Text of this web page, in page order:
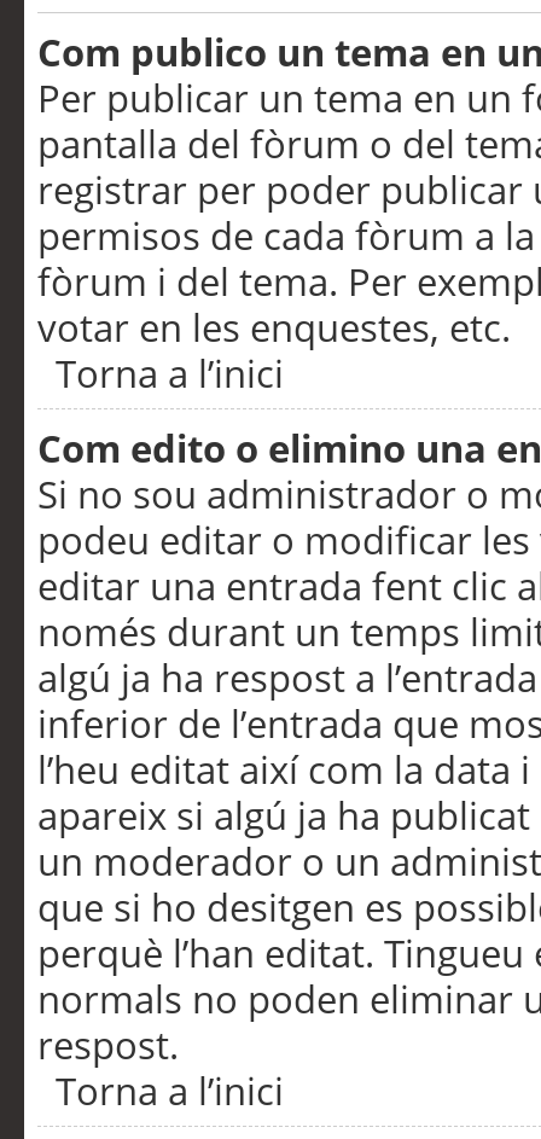
Com publico un tema en
Per publicar un tema en un
pantalla del fòrum o del
registrar per poder publicar
permisos de cada fòrum a
fòrum i del tema. Per
votar en les enquestes, etc.
Torna a l’inici
Com edito o elimino una
Si no sou administrador o
podeu editar o modificar
editar una entrada fent clic
només durant un temps
algú ja ha respost a
inferior de l’entrada que
l’heu editat així com la data
apareix si algú ja ha
un moderador o un
que si ho desitgen es
perquè l’han editat.
normals no poden eliminar
respost.
Torna a l’inici